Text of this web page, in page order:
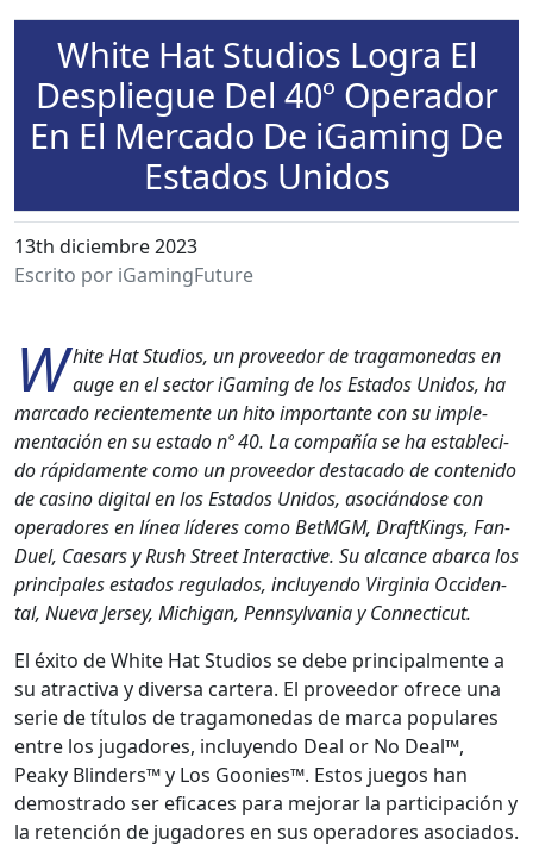
White Hat Studios Logra El
Despliegue Del 40º Operador
En El Mercado De iGaming De
Estados Unidos
13th diciembre 2023
Escrito por iGamingFuture
White Hat Stu­dios, un provee­dor de trag­a­monedas en
auge en el sec­tor iGam­ing de los Esta­dos Unidos, ha
mar­ca­do recien­te­mente un hito impor­tante con su imple­
mentación en su esta­do nº 40. La com­pañía se ha estable­ci­
do ráp­i­da­mente como un provee­dor desta­ca­do de con­tenido
de casi­no dig­i­tal en los Esta­dos Unidos, aso­cián­dose con
oper­adores en línea líderes como Bet­MGM, DraftK­ings, Fan­
Du­el, Cae­sars y Rush Street Inter­ac­tive. Su alcance abar­ca los
prin­ci­pales esta­dos reg­u­la­dos, incluyen­do Vir­ginia Occi­den­
tal, Nue­va Jer­sey, Michi­gan, Penn­syl­va­nia y Con­necti­cut.
El éxi­to de White Hat Stu­dios se debe prin­ci­pal­mente a
su atrac­ti­va y diver­sa cartera. El provee­dor ofrece una
serie de títu­los de trag­a­monedas de mar­ca pop­u­lares
entre los jugadores, incluyen­do Deal or No Deal™,
Peaky Blind­ers™ y Los Goonies™. Estos jue­gos han
demostra­do ser efi­caces para mejo­rar la par­tic­i­pación y
la reten­ción de jugadores en sus oper­adores aso­ci­a­dos.